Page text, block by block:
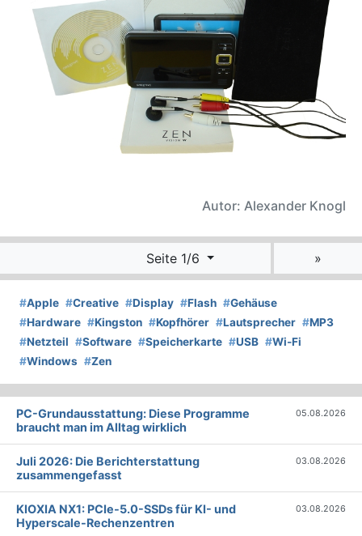
Autor: Alexander Knogl
Seite 1/6 »
#Apple #Creative #Display #Flash #Gehäuse
#Hardware #Kingston #Kopfhörer #Lautsprecher #MP3
#Netzteil #Software #Speicherkarte #USB #Wi-Fi
#Windows #Zen
PC-Grundausstattung: Diese Programme
braucht man im Alltag wirklich
05.08.2026
Juli 2026: Die Bericht­erstattung
zusammengefasst
03.08.2026
KIOXIA NX1: PCIe-5.0-SSDs für KI- und
Hyperscale-Rechenzentren
03.08.2026